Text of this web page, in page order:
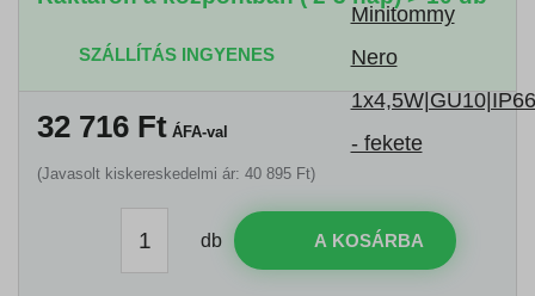
SZÁLLÍTÁS INGYENES
32 716 Ft ÁFA-val
(Javasolt kiskereskedelmi ár: 40 895 Ft)
db A KOSÁRBA